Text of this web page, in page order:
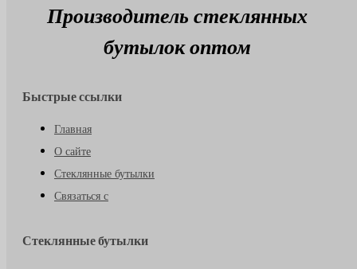
Производитель стеклянных
бутылок оптом
Быстрые ссылки
Главная
О сайте
Стеклянные бутылки
Связаться с
Стеклянные бутылки